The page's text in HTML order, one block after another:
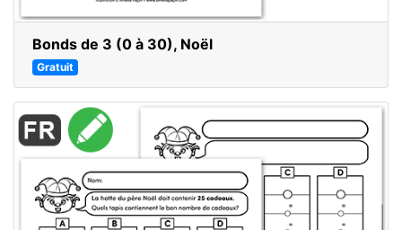
Bonds de 3 (0 à 30), Noël
Gratuit